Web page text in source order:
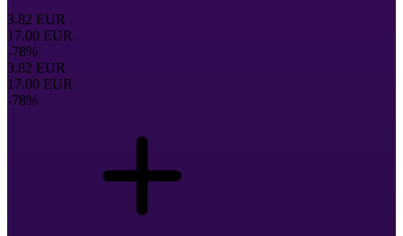
3.82 EUR
17.00 EUR
-78%
3.82 EUR
17.00 EUR
-78%